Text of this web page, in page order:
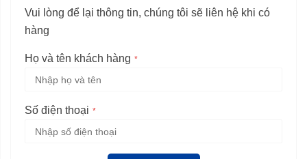
Vui lòng để lại thông tin, chúng tôi sẽ liên hệ khi có
hàng
Họ và tên khách hàng
Số điện thoại